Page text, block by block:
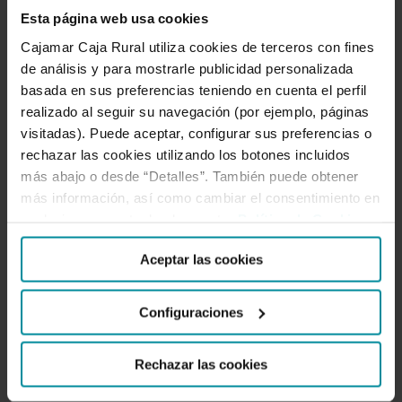
Esta página web usa cookies
Cajamar Caja Rural utiliza cookies de terceros con fines
de análisis y para mostrarle publicidad personalizada
basada en sus preferencias teniendo en cuenta el perfil
realizado al seguir su navegación (por ejemplo, páginas
visitadas). Puede aceptar, configurar sus preferencias o
rechazar las cookies utilizando los botones incluidos
más abajo o desde “Detalles”. También puede obtener
más información, así como cambiar el consentimiento en
Aceptar las cookies
Configuraciones
Rechazar las cookies
la
competitividad
sostenible
del
sector
de
la
Hostelería
Cajamar comparte
conocimiento en H&T
para impulsar la
competitividad
sostenible del sector de
la Hostelería y Turismo
El sector de la restauración andaluz es
el segundo de mayor dimensión de toda
España, representando el 15,5 % del
total nacional y aportando a Andalucía
el 5,7 % del VAB regional y el 7,2 % del
empleo. El turismo español afronta el